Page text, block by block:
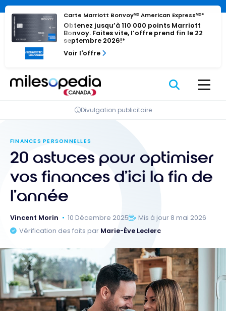
Panneau de gestion des cookies
Passer
contenu
Carte Marriott Bonvoyᴹᴰ American Expressᴹᴰ*
Obtenez jusqu’à 110 000 points Marriott
Bonvoy. Faites vite, l’offre prend fin le 22
septembre 2026!*
Voir l'offre
Divulgation publicitaire
FINANCES PERSONNELLES
20 astuces pour optimiser
vos finances d’ici la fin de
l’année
Vincent Morin 10 Décembre 2025
Mis à jour 8 mai 2026
Vérification des faits par Marie-Ève Leclerc